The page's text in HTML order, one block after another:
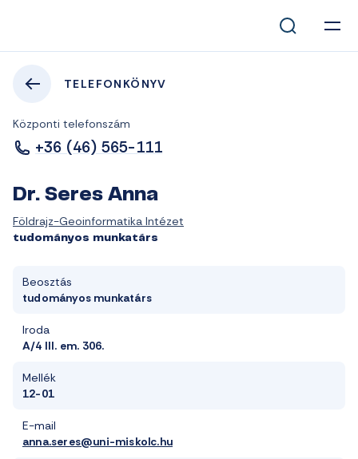
TELEFONKÖNYV
Központi telefonszám
+36 (46) 565-111
Dr. Seres Anna
Földrajz-Geoinformatika Intézet
tudományos munkatárs
Beosztás
tudományos munkatárs
Iroda
A/4 III. em. 306.
Mellék
12-01
E-mail
anna.seres@uni-miskolc.hu